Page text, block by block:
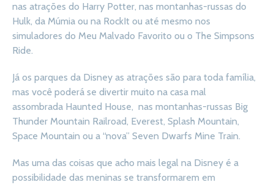
nas atrações do Harry Potter, nas montanhas-russas do
Hulk, da Múmia ou na RockIt ou até mesmo nos
simuladores do Meu Malvado Favorito ou o The Simpsons
Ride.
Já os parques da Disney as atrações são para toda família,
mas você poderá se divertir muito na casa mal
assombrada Haunted House, nas montanhas-russas Big
Thunder Mountain Railroad, Everest, Splash Mountain,
Space Mountain ou a “nova” Seven Dwarfs Mine Train.
Mas uma das coisas que acho mais legal na Disney é a
possibilidade das meninas se transformarem em